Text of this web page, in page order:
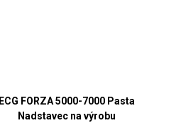
ECG FORZA 5000-7000 Pasta
Nadstavec na výrobu